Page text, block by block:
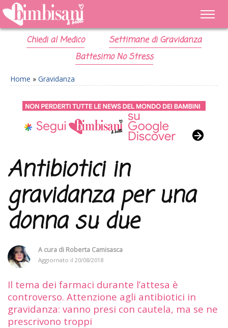
Chiedi al Medico
Settimane di Gravidanza
Battesimo No Stress
Home » Gravidanza
Antibiotici in
gravidanza per una
donna su due
A cura di Roberta Camisasca
Aggiornato il 20/08/2018
Il tema dei farmaci durante l’attesa è
controverso. Attenzione agli antibiotici in
gravidanza: vanno presi con cautela, ma se ne
prescrivono troppi